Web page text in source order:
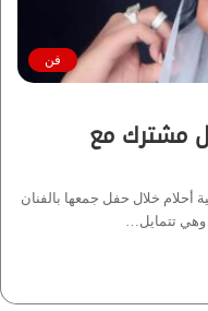
فن
مشترك مع
أحلام خلال حفل جمعها بالفنان
وهي تتمايل…